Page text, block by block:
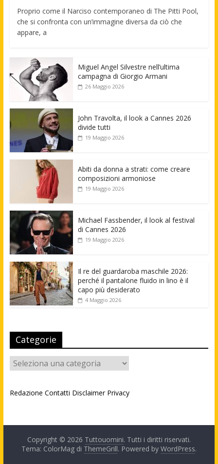
Proprio come il Narciso contemporaneo di The Pitti Pool,
che si confronta con un’immagine diversa da ciò che
appare, a
Miguel Angel Silvestre nell’ultima
campagna di Giorgio Armani
26 Maggio 2026
John Travolta, il look a Cannes 2026
divide tutti
19 Maggio 2026
Abiti da donna a strati: come creare
composizioni armoniose
19 Maggio 2026
Michael Fassbender, il look al festival
di Cannes 2026
19 Maggio 2026
Il re del guardaroba maschile 2026:
perché il pantalone fluido in lino è il
capo più desiderato
4 Maggio 2026
Categorie
Categorie
Redazione Contatti Disclaimer Privacy
Copyright © 2026 Tuttouomini. Tutti i diritti riservati.
Tema: ColorMag di ThemeGrill. Powered by WordPress.